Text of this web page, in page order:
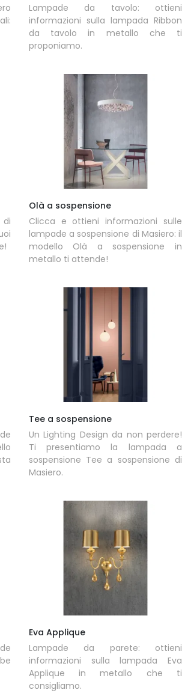
Lampade da tavolo: ottieni
informazioni sulla lampada Ribbon
da tavolo in metallo che ti
proponiamo.
Olà a sospensione
Clicca e ottieni informazioni sulle
lampade a sospensione di Masiero: il
modello Olà a sospensione in
metallo ti attende!
Tee a sospensione
Un Lighting Design da non perdere!
Ti presentiamo la lampada a
sospensione Tee a sospensione di
Masiero.
Eva Applique
Lampade da parete: ottieni
informazioni sulla lampada Eva
Applique in metallo che ti
consigliamo.